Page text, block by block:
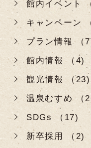
館内イベント
キャンペーン
プラン情報 （
館内情報 （4)
観光情報 （23)
温泉むすめ （
SDGs （17)
新卒採用 （2)